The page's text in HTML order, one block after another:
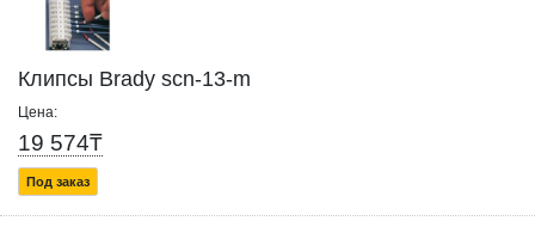
Клипсы Brady scn-13-m
Цена:
19 574₸
Под заказ